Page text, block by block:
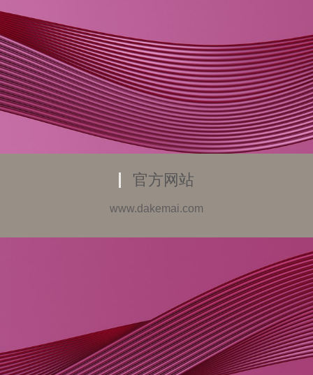
官方网站
www.dakemai.com